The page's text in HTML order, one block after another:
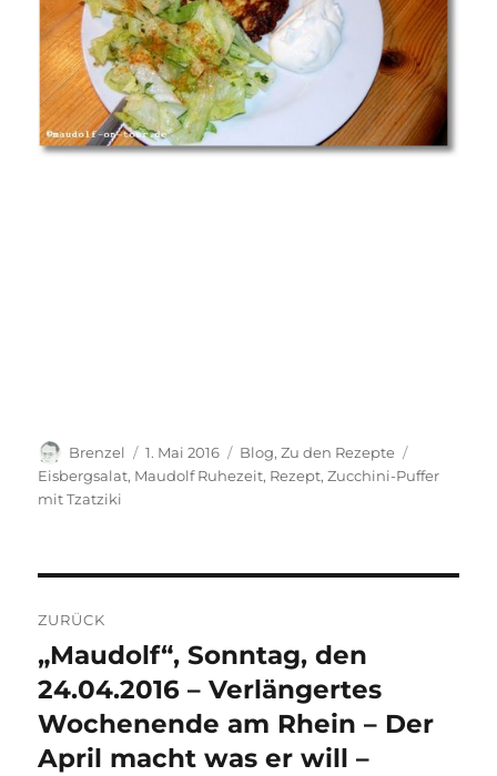
Autor
Brenzel
Veröffentlicht
am
1. Mai 2016 Kategorien
Blog,Zu den Rezepte
Eisbergsalat, Maudolf Ruhezeit, Rezept,Zucchini-Puffer
mit Tzatziki
ZURÜCK
Vorheriger
Beitrag:
„Maudolf“, Sonntag, den
24.04.2016 – Verlängertes
Wochenende am Rhein – Der
April macht was er will –